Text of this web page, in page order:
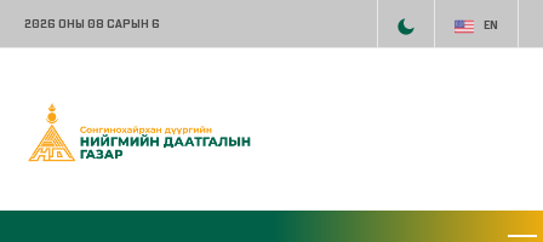
2026 ОНЫ 08 САРЫН 6 EN